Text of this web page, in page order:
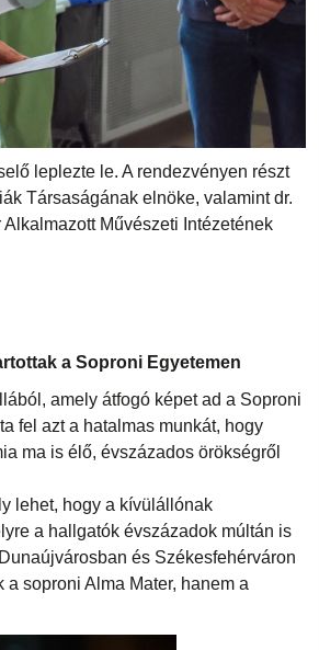
leplezte le. A rendezvényen részt
Társaságának elnöke, valamint dr.
Művészeti Intézetének
a Soproni Egyetemen
amely átfogó képet ad a Soproni
fel azt a hatalmas munkát, hogy
ma is élő, évszázados örökségről
lehet, hogy a kívülállónak
a hallgatók évszázadok múltán is
és Székesfehérváron
soproni Alma Mater, hanem a